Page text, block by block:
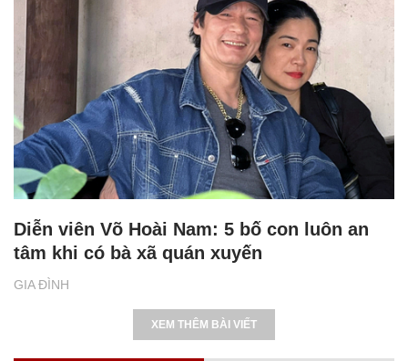
GIA ĐÌNH
Diễn viên Võ Hoài Nam: 5 bố con luôn an
tâm khi có bà xã quán xuyến
XEM THÊM BÀI VIẾT